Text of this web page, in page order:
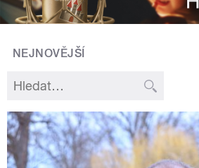
NEJNOVĚJŠÍ